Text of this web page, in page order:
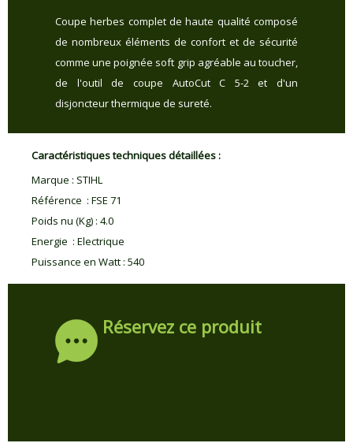
Coupe herbes complet de haute qualité composé
de nombreux éléments de confort et de sécurité
comme une poignée soft grip agréable au toucher,
de l'outil de coupe AutoCut C 5-2 et d'un
disjoncteur thermique de sureté.
Caractéristiques techniques détaillées :
Marque : STIHL
Référence : FSE 71
Poids nu (Kg) : 4.0
Energie : Electrique
Puissance en Watt : 540
Réservez ce produit